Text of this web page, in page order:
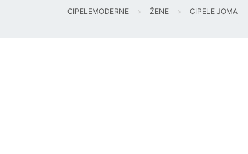
CIPELEMODERNE ŽENE CIPELE JOMA